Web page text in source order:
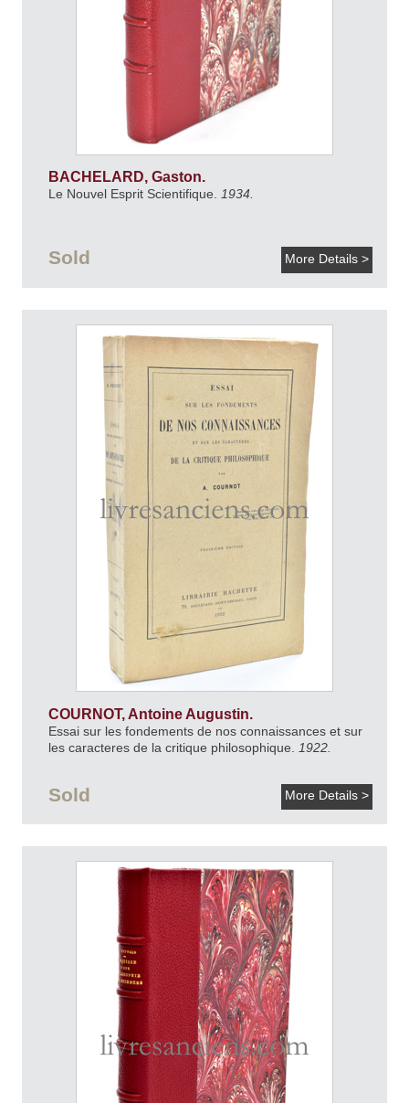
BACHELARD, Gaston.
Le Nouvel Esprit Scientifique. 1934.
Sold More Details >
COURNOT, Antoine Augustin.
Essai sur les fondements de nos connaissances et sur
les caracteres de la critique philosophique.
1922.
Sold More Details >